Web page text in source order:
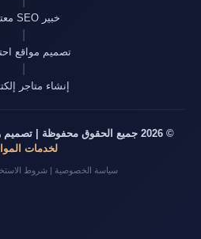
خبير SEO معتمد
تصميم مواقع
إنشاء متاجر
© 2026 جميع الحقوق محفوظة | تصميم وتطوير بواسطة
لخدمات
سياسة الخصوصية | شروط